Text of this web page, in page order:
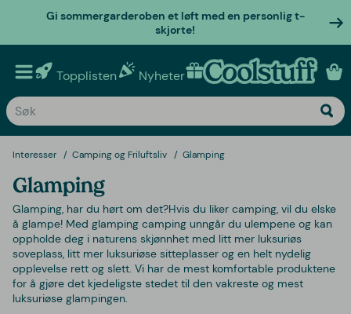
Gi sommergarderoben et løft med en personlig t-
skjorte!
Topplisten Nyheter Personlige gaver
Interesser Camping og Friluftsliv Glamping
Glamping
Glamping, har du hørt om det?Hvis du liker camping, vil du elske
å glampe! Med glamping camping unngår du ulempene og kan
oppholde deg i naturens skjønnhet med litt mer luksuriøs
soveplass, litt mer luksuriøse sitteplasser og en helt nydelig
opplevelse rett og slett. Vi har de mest komfortable produktene
for å gjøre det kjedeligste stedet til den vakreste og mest
luksuriøse glampingen.